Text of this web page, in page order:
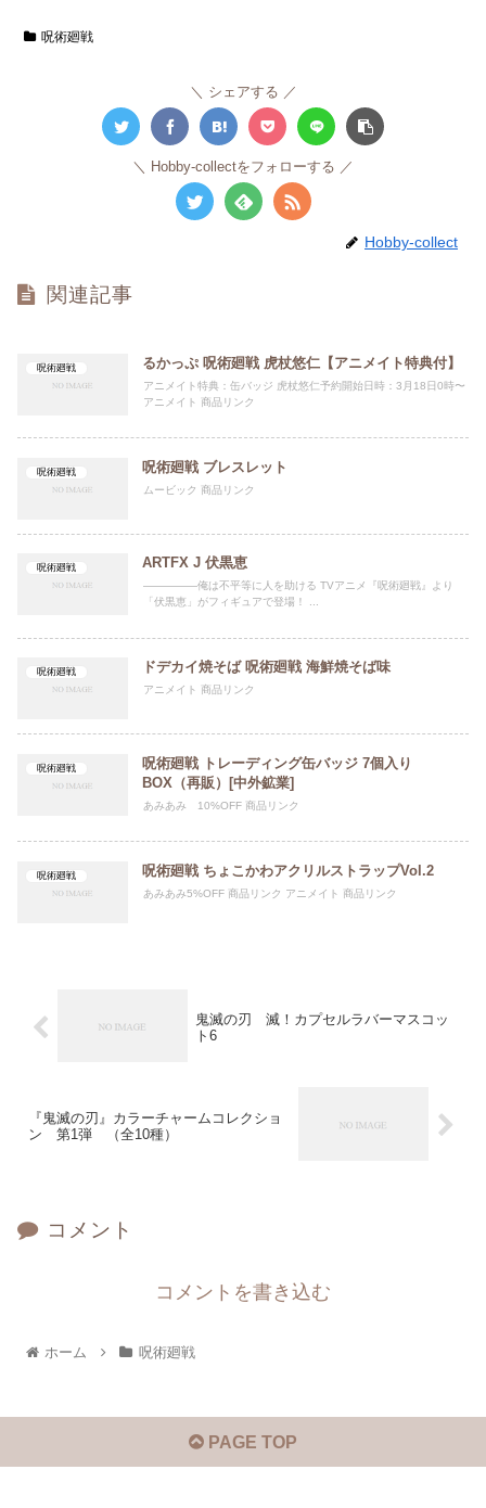
呪術廻戦
シェアする
Hobby-collectをフォローする
Hobby-collect
関連記事
呪術廻戦 るかっぷ 呪術廻戦 虎杖悠仁【アニメイト特典付】
アニメイト特典：缶バッジ 虎杖悠仁予約開始日時：3月18日0時〜
アニメイト 商品リンク
呪術廻戦 呪術廻戦 ブレスレット
ムービック 商品リンク
呪術廻戦 ARTFX J 伏黒恵
―――――俺は不平等に人を助ける TVアニメ『呪術廻戦』より
「伏黒恵」がフィギュアで登場！ ...
呪術廻戦 ドデカイ焼そば 呪術廻戦 海鮮焼そば味
アニメイト 商品リンク
呪術廻戦
呪術廻戦 トレーディング缶バッジ 7個入り
BOX（再販）[中外鉱業]
あみあみ 10%OFF 商品リンク
呪術廻戦 呪術廻戦 ちょこかわアクリルストラップVol.2
あみあみ5%OFF 商品リンク アニメイト 商品リンク
鬼滅の刃 滅！カプセルラバーマスコッ
ト6
『鬼滅の刃』カラーチャームコレクショ
ン 第1弾 （全10種）
コメント
コメントを書き込む
ホーム 呪術廻戦
PAGE TOP